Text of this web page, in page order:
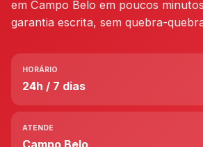
em Campo Belo em poucos
garantia escrita, sem quebra-
HORÁRIO
24h / 7 dias
ATENDE